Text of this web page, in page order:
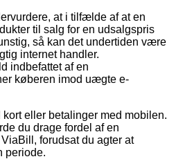
at i tilfælde af at en
til salg for en udsalgspris
så kan det undertiden være
internet handler.
indbefattet af en
køberen imod uægte e-
eller betalinger med mobilen.
du drage fordel af en
forudsat du agter at
periode.